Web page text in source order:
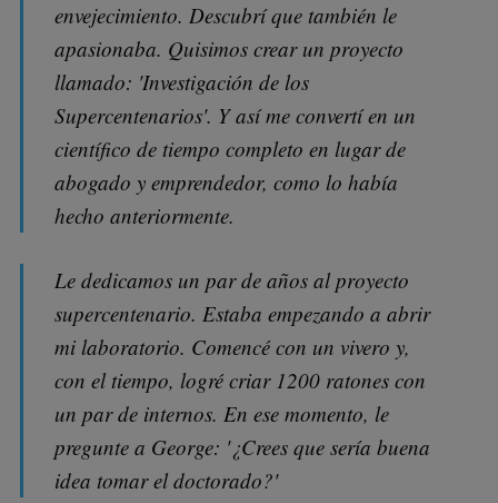
envejecimiento. Descubrí que también le
apasionaba. Quisimos crear un proyecto
llamado: 'Investigación de los
Supercentenarios'. Y así me convertí en un
científico de tiempo completo en lugar de
abogado y emprendedor, como lo había
hecho anteriormente.
Le dedicamos un par de años al proyecto
supercentenario. Estaba empezando a abrir
mi laboratorio. Comencé con un vivero y,
con el tiempo, logré criar 1200 ratones con
un par de internos. En ese momento, le
pregunte a George: '¿Crees que sería buena
idea tomar el doctorado?'